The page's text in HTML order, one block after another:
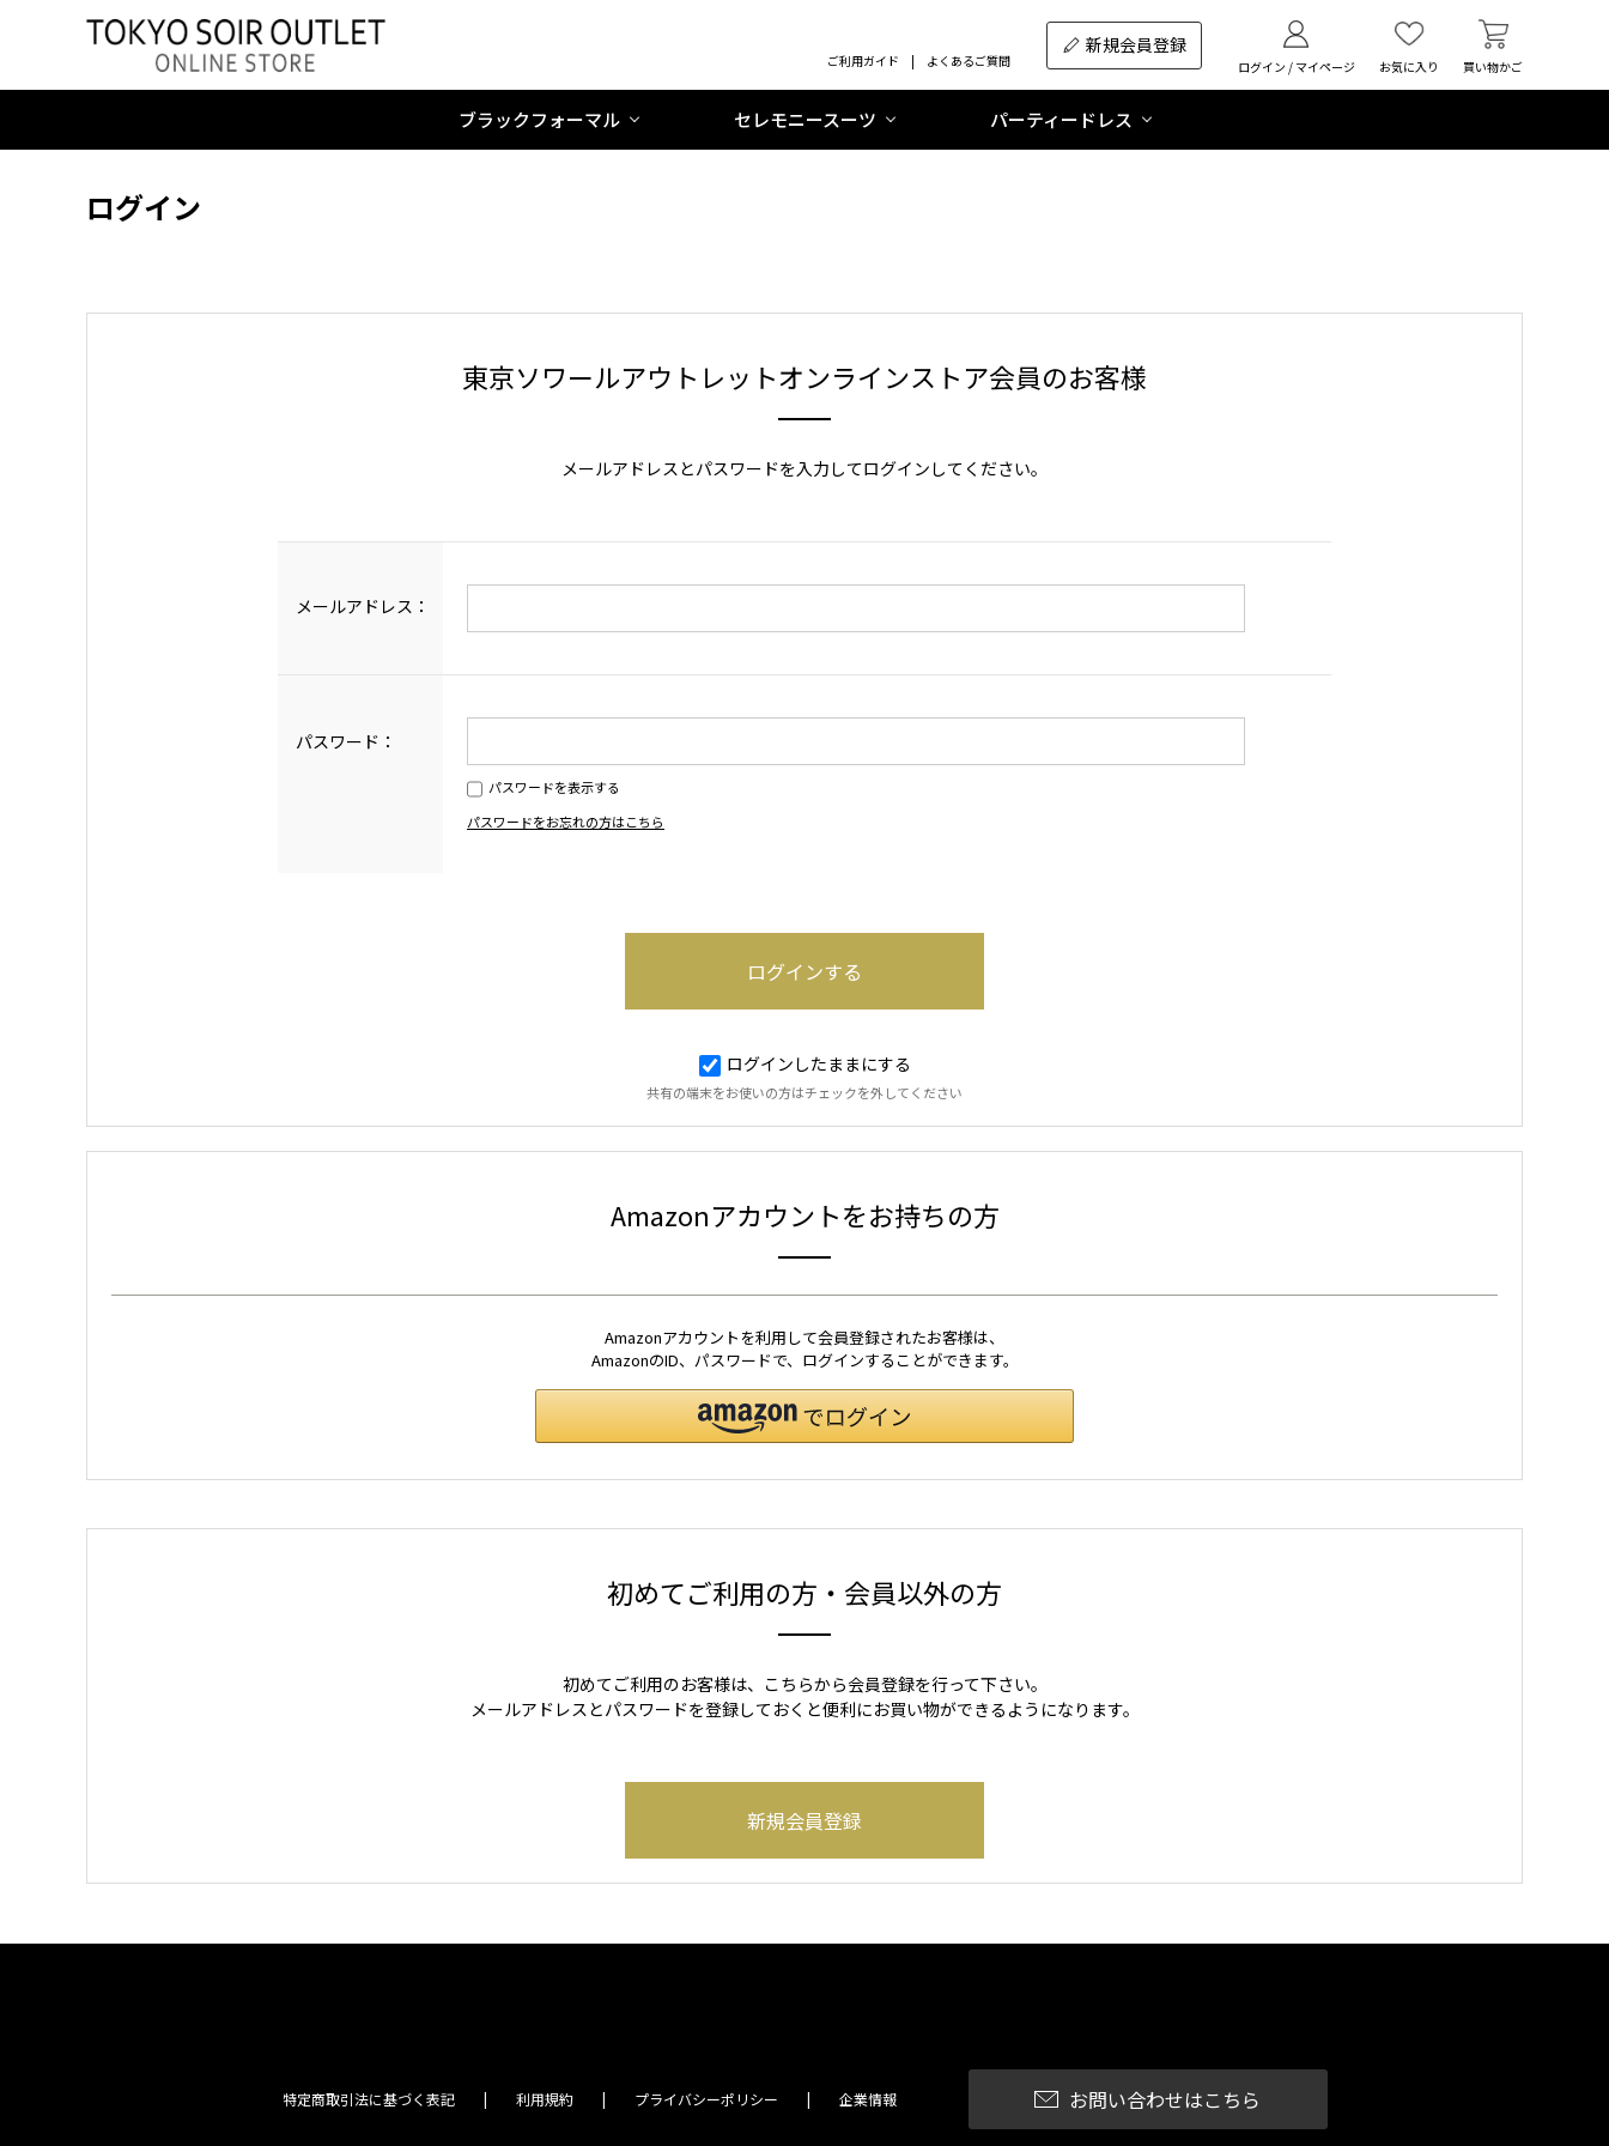
ご利用ガイド よくあるご質問
新規会員登録
ログイン / マイページ お気に入り 買い物かご
ブラックフォーマル セレモニースーツ パーティードレス
ログイン
東京ソワールアウトレットオンラインストア会員のお客様
メールアドレスとパスワードを入力してログインしてください。
メールアドレス：
パスワード：
パスワードを表示する
パスワードをお忘れの方はこちら
ログインしたままにする
共有の端末をお使いの方はチェックを外してください
Amazonアカウントをお持ちの方
Amazonアカウントを利用して会員登録されたお客様は、
AmazonのID、パスワードで、ログインすることができます。
初めてご利用の方・会員以外の方
初めてご利用のお客様は、こちらから会員登録を行って下さい。
メールアドレスとパスワードを登録しておくと便利にお買い物ができるようになります。
特定商取引法に基づく表記 利用規約 プライバシーポリシー 企業情報 お問い合わせはこちら